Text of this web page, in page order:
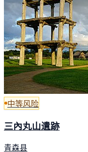
中等风险
三內丸山遺跡
青森县